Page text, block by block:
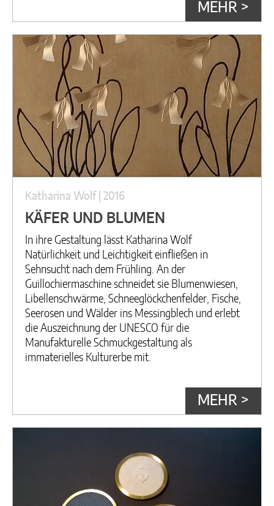
MEHR >
Katharina Wolf | 2016
KÄFER UND BLUMEN
In ihre Gestaltung lässt Katharina Wolf
Natürlichkeit und Leichtigkeit einfließen in
Sehnsucht nach dem Frühling. An der
Guillochiermaschine schneidet sie Blumenwiesen,
Libellenschwärme, Schneeglöckchenfelder, Fische,
Seerosen und Wälder ins Messingblech und erlebt
die Auszeichnung der UNESCO für die
Manufakturelle Schmuckgestaltung als
immaterielles Kulturerbe mit.
MEHR >